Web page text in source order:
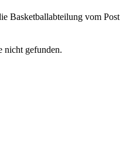
Basketballabteilung vom Post
nicht gefunden.